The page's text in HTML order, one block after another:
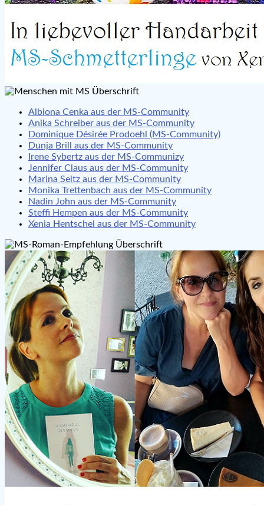
Albiona Cenka aus der MS-Community
Anika Schreiber aus der MS-Community
Dominique Désirée Prodoehl (MS-Community)
Dunja Brill aus der MS-Community
Irene Sybertz aus der MS-Communizy
Jennifer Claus aus der MS-Community
Marina Seitz aus der MS-Community
Monika Trettenbach aus der MS-Community
Nadin John aus der MS-Community
Steffi Hempen aus der MS-Community
Xenia Hentschel aus der MS-Community